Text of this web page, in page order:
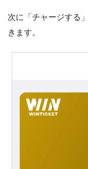
次に「チャージする
きます。